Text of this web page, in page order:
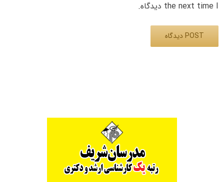
the next time I دیدگاه.